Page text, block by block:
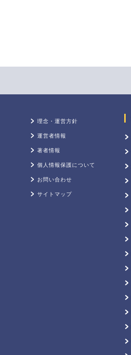
理念・運営方針
運営者情報
著者情報
個人情報保護について
お問い合わせ
サイトマップ